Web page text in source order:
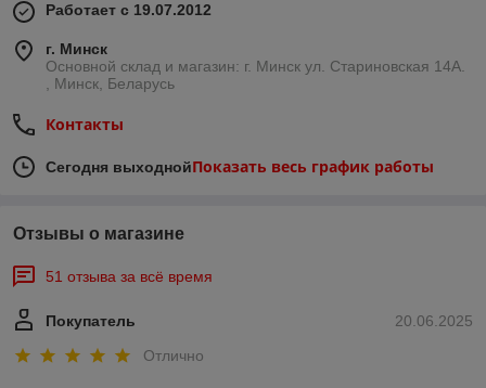
Работает с 19.07.2012
г. Минск
Основной склад и магазин: г. Минск ул. Стариновская 14А.
, Минск, Беларусь
Контакты
Сегодня выходнойПоказать весь график работы
Отзывы о магазине
51 отзыва за всё время
20.06.2025
Покупатель
Отлично